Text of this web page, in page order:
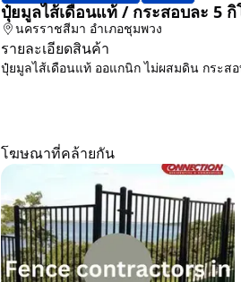
ปุ๋ยมูลไส้เดือนแท้ / กระสอบละ 5 กิ
นครราชสีมา อำเภอชุมพวง
รายละเอียดสินค้า
ปุ๋ยมูลไส้เดือนแท้ ออแกนิก ไม่ผสมดิน กระส
โฆษณาที่คล้ายกัน